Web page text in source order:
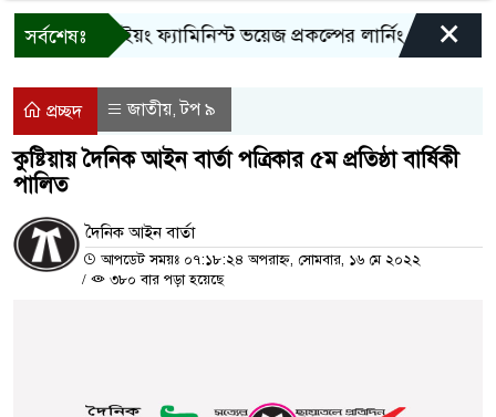
সর্বশেষঃ
বান্দরবানে ইয়ং ফ্যামিনিস্ট ভয়েজ প্রকল্পের লার্নিং শেয়ারিং
×
প্রচ্ছদ জাতীয়,টপ ৯
কুষ্টিয়ায় দৈনিক আইন বার্তা পত্রিকার ৫ম প্রতিষ্ঠা বার্ষিকী
পালিত
দৈনিক আইন বার্তা
আপডেট সময়ঃ ০৭:১৮:২৪ অপরাহ্ন, সোমবার, ১৬ মে ২০২২
/
৩৮০ বার পড়া হয়েছে